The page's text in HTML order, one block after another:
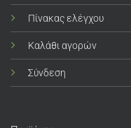
Πίνακας ελέγχου
Καλάθι αγορών
Σύνδεση